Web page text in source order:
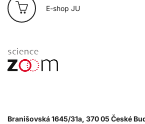
E-shop JU
Branišovská 1645/31a, 370 05 České